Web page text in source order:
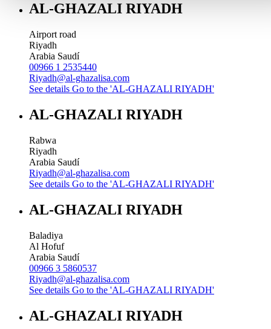
AL-GHAZALI RIYADH
Airport road
Riyadh
Arabia Saudí
00966 1 2535440
Riyadh@al-ghazalisa.com
See details Go to the 'AL-GHAZALI RIYADH'
AL-GHAZALI RIYADH
Rabwa
Riyadh
Arabia Saudí
Riyadh@al-ghazalisa.com
See details Go to the 'AL-GHAZALI RIYADH'
AL-GHAZALI RIYADH
Baladiya
Al Hofuf
Arabia Saudí
00966 3 5860537
Riyadh@al-ghazalisa.com
See details Go to the 'AL-GHAZALI RIYADH'
AL-GHAZALI RIYADH